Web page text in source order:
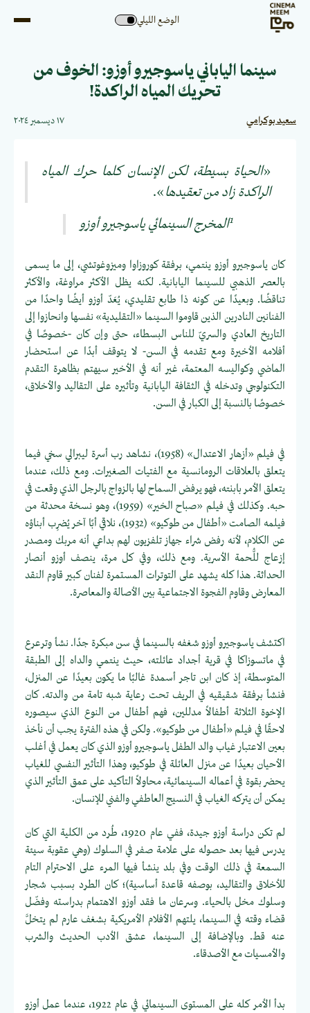
الوضع الليلي
سينما الياباني ياسوجيرو أوزو: الخوف من
تحريك المياه الراكدة!
سعيد بوكرامي ١٧ ديسمبر ٢٠٢٤
«الحياة بسيطة، لكن الإنسان كلما حرك المياه
الراكدة زاد من تعقيدها ».
1المخرج السينمائي ياسوجيرو أوزو
كان ياسوجيرو أوزو ينتمي، برفقة كوروزاوا وميزوغوتشي، إلى ما يسمى
بالعصر الذهبي للسينما اليابانية. لكنه يظل الأكثر مراوغة، والأكثر
تناقضًا. وبعيدًا عن كونه ذا طابع تقليدي، يُعَدّ أوزو أيضًا واحدًا من
الفنانين النادرين الذين قاوموا السينما «التقليدية» نفسها وانحازوا إلى
التاريخ العادي والسريّ للناس البسطاء، حتى وإن كان -خصوصًا في
أفلامه الأخيرة ومع تقدمه في السن- لا يتوقف أبدًا عن استحضار
الماضي وكواليسه المعتمة، غير أنه في الأخير سيهتم بظاهرة التقدم
التكنولوجي وتدخله في الثقافة اليابانية وتأثيره على التقاليد والأخلاق،
خصوصًا بالنسبة إلى الكبار في السن.
في فيلم «أزهار الاعتدال» (1958)، نشاهد رب أسرة ليبرالي سخي فيما
يتعلق بالعلاقات الرومانسية مع الفتيات الصغيرات. ومع ذلك، عندما
يتعلق الأمر بابنته، فهو يرفض السماح لها بالزواج بالرجل الذي وقعت في
حبه. وكذلك في فيلم «صباح الخير» (1959)، وهو نسخة محدثة من
فيلمه الصامت «أطفال من طوكيو» (1932)، نلاقي أبًا آخر يُضرِب أبناؤه
عن الكلام، لأنه رفض شراء جهاز تلفزيون لهم بداعي أنه مربك ومصدر
إزعاج للُّحمة الأسرية. ومع ذلك، وفي كل مرة، ينصف أوزو أنصار
الحداثة. هذا كله يشهد على التوترات المستمرة لفنان كبير قاوم النقد
المعارض وقاوم الفجوة الاجتماعية بين الأصالة والمعاصرة.
اكتشف ياسوجيرو أوزو شغفه بالسينما في سن مبكرة جدًا. نشأ وترعرع
في ماتسوزاكا في قرية أجداد عائلته، حيث ينتمي والداه إلى الطبقة
المتوسطة، إذ كان ابن تاجر أسمدة غالبًا ما يكون بعيدًا عن المنزل،
فنشأ برفقة شقيقيه في الريف تحت رعاية شبه تامة من والدته. كان
الإخوة الثلاثة أطفالاً مدللين، فهم أطفال من النوع الذي سيصوره
لاحقًا في فيلم «أطفال من طوكيو». ولكن في هذه الفترة يجب أن نأخذ
بعين الاعتبار غياب والد الطفل ياسوجيرو أوزو الذي كان يعمل في أغلب
الأحيان بعيدًا عن منزل العائلة في طوكيو، وهذا التأثير النفسي للغياب
يحضر بقوة في أعماله السينمائية، محاولاً التأكيد على عمق التأثير الذي
يمكن أن يتركه الغياب في النسيج العاطفي والفني للإنسان.
لم تكن دراسة أوزو جيدة، ففي عام 1920، طُرد من الكلية التي كان
يدرس فيها بعد حصوله على علامة صفر في السلوك (وهي عقوبة سيئة
السمعة في ذلك الوقت وفي بلد ينشأ فيها المرء على الاحترام التام
للأخلاق والتقاليد، بوصفه قاعدة أساسية)؛ كان الطرد بسبب شجار
وسلوك مخل بالحياء. وسرعان ما فقد أوزو الاهتمام بدراسته وفضّل
قضاء وقته في السينما، يلتهم الأفلام الأمريكية بشغف عارم لم يتخلَّ
عنه قط. وبالإضافة إلى السينما، عشق الأدب الحديث والشرب
والأمسيات مع الأصدقاء.
بدأ الأمر كله على المستوى السينمائي في عام 1922، عندما عمل أوزو